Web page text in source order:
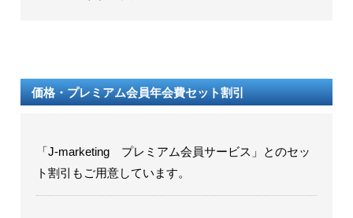
価格・プレミアム会員年会費セット割引
「J-marketing プレミアム会員サービス」とのセッ
ト割引もご用意しています。